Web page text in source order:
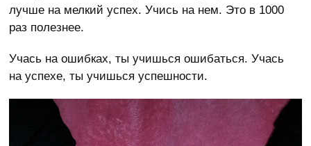
лучше на мелкий успех. Учись на нем. Это в 1000
раз полезнее.
Учась на ошибках, ты учишься ошибаться. Учась
на успехе, ты учишься успешности.